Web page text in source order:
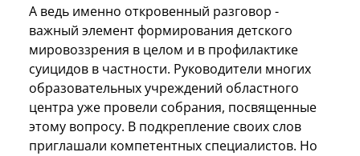
А ведь именно откровенный разговор -
важный элемент формирования детского
мировоззрения в целом и в профилактике
суицидов в частности. Руководители многих
образовательных учреждений областного
центра уже провели собрания, посвященные
этому вопросу. В подкрепление своих слов
приглашали компетентных специалистов. Но